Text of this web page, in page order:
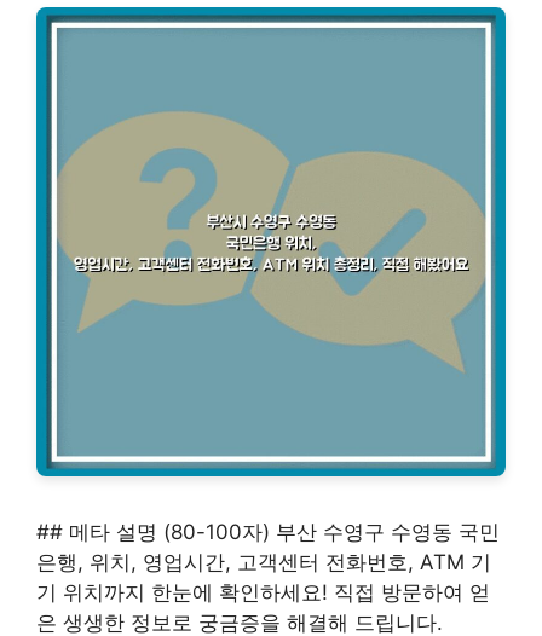
## 메타 설명 (80-100자) 부산 수영구 수영동 국민
은행, 위치, 영업시간, 고객센터 전화번호, ATM 기
기 위치까지 한눈에 확인하세요! 직접 방문하여 얻
은 생생한 정보로 궁금증을 해결해 드립니다.